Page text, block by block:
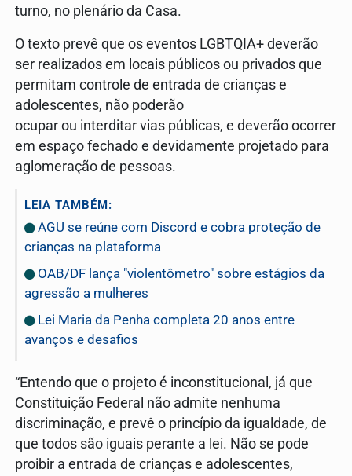
turno, no plenário da Casa.
O texto prevê que os eventos LGBTQIA+ deverão
ser realizados em locais públicos ou privados que
permitam controle de entrada de crianças e
adolescentes, não poderão
ocupar ou interditar vias públicas, e deverão ocorrer
em espaço fechado e devidamente projetado para
aglomeração de pessoas.
LEIA TAMBÉM:
AGU se reúne com Discord e cobra proteção de
crianças na plataforma
OAB/DF lança "violentômetro" sobre estágios da
agressão a mulheres
Lei Maria da Penha completa 20 anos entre
avanços e desafios
“Entendo que o projeto é inconstitucional, já que
Constituição Federal não admite nenhuma
discriminação, e prevê o princípio da igualdade, de
que todos são iguais perante a lei. Não se pode
proibir a entrada de crianças e adolescentes,